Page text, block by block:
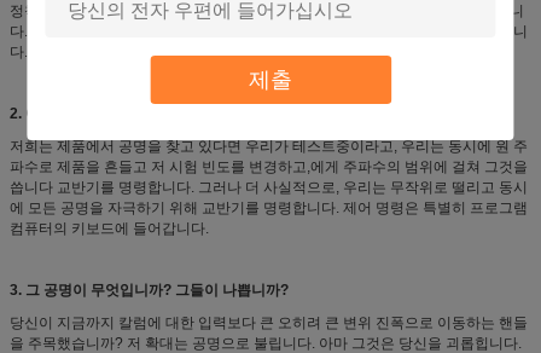
제출
정착물에 의하여, 보통 알루미늄 또는 밝기를 위한 마그네슘은 강성과 결혼했습니
다. 그들은 던져질 수 있거나 더 작은 정착물이 단단한 주식으로부터 기계화했습니
다. 대부분의 정착물은 용접됩니다.
2. 어떻게 당신이 교반기들을 제어합니까?
저희는 제품에서 공명을 찾고 있다면 우리가 테스트중이라고, 우리는 동시에 원 주
파수로 제품을 흔들고 저 시험 빈도를 변경하고,에게 주파수의 범위에 걸쳐 그것을
씁니다 교반기를 명령합니다. 그러나 더 사실적으로, 우리는 무작위로 떨리고 동시
에 모든 공명을 자극하기 위해 교반기를 명령합니다. 제어 명령은 특별히 프로그램
컴퓨터의 키보드에 들어갑니다.
3. 그 공명이 무엇입니까? 그들이 나쁩니까?
당신이 지금까지 칼럼에 대한 입력보다 큰 오히려 큰 변위 진폭으로 이동하는 핸들
을 주목했습니까? 저 확대는 공명으로 불립니다. 아마 그것은 당신을 괴롭힙니다.